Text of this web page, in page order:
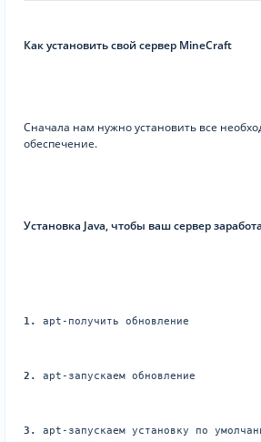
Как установить свой сервер MineCraft
Сначала нам нужно установить все
обеспечение.
Установка Java, чтобы ваш сервер
1. apt-получить обновление
2. apt-запускаем обновление
3. apt-запускаем установку по